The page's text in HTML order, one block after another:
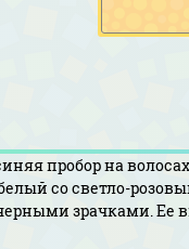
пробор на
со светло-
зрачками. Ее